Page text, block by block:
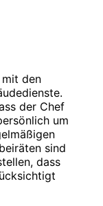
den
der Chef
um
sind
dass